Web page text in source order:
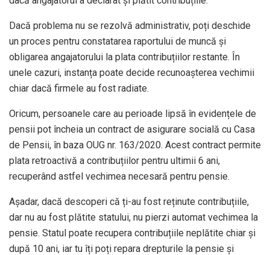
Dacă problema nu se rezolvă administrativ, poți deschide
un proces pentru constatarea raportului de muncă și
obligarea angajatorului la plata contribuțiilor restante. În
unele cazuri, instanța poate decide recunoașterea vechimii
chiar dacă firmele au fost radiate.
Oricum, persoanele care au perioade lipsă în evidențele de
pensii pot încheia un contract de asigurare socială cu Casa
de Pensii, în baza OUG nr. 163/2020. Acest contract permite
plata retroactivă a contribuțiilor pentru ultimii 6 ani,
recuperând astfel vechimea necesară pentru pensie.
Așadar, dacă descoperi că ți-au fost reținute contribuțiile,
dar nu au fost plătite statului, nu pierzi automat vechimea la
pensie. Statul poate recupera contribuțiile neplătite chiar și
după 10 ani, iar tu îți poți repara drepturile la pensie și